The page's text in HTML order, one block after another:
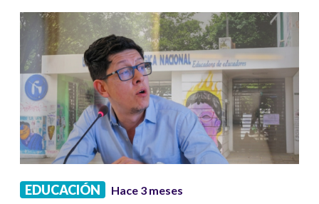
EDUCACIÓN Hace 3 meses